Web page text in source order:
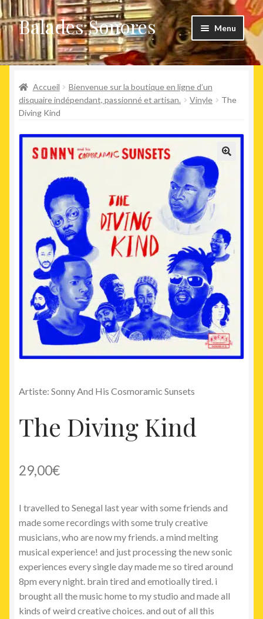
Aller
à
la
navigation
Aller
au
contenu
Balades Sonores Menu
Boutique
Nouveaux arrivages
le
Précommandes
Agenda
Accueil
Bienvenue sur la boutique en ligne d’un
disquaire indépendant, passionné et artisan.
Vinyle
The
Diving Kind
Artiste: Sonny And His Cosmoramic Sunsets
The Diving Kind
29,00€
I travelled to Senegal last year with some friends and
made some recordings with some truly creative
musicians, who are now my friends. a mind melting
musical experience! and just processing the new sonic
experiences every single day made me so tired around
8pm every night. brain tired and emotioally tired. i
brought all the music home to my studio and made all
kinds of weird creative choices. and out of all this